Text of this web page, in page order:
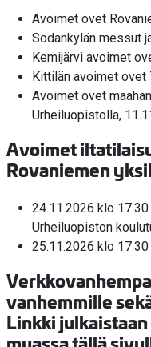
Avoimet ovet
Sodankylän messut
Kemijärvi avoimet
Kittilän avoimet ovet
Avoimet ovet
Urheiluopistolla,
Avoimet
Rovaniemen
24.11.2026 klo
Urheiluopiston
25.11.2026 klo
vanhemmille
Linkki